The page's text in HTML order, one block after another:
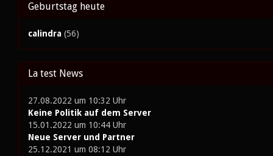
Geburtstag heute
calindra (56)
La test News
27.08.2022 um 10:32 Uhr
Keine Politik auf dem Server
15.01.2022 um 10:44 Uhr
Neue Server und Partner
25.12.2021 um 08:12 Uhr